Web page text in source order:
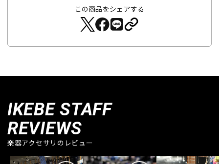
この商品をシェアする
IKEBE STAFF
REVIEWS
楽器アクセサリのレビュー